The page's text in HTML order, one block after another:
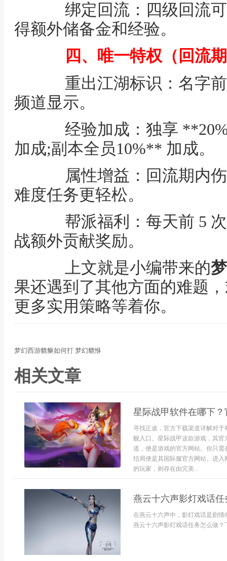
绑定回流：四级回流可
得额外储备金和经验。
四、唯一特权（回流
重出江湖标识：名字前
频道显示。
经验加成：独享 **20%
加成;副本全员10%** 加成。
属性增益：回流期内伤
难度任务更轻松。
帮派福利：每天前 5 次
战额外贡献奖励。
上文就是小编带来的
果还遇到了其他方面的难题
更多实用策略等着你。
梦幻西游貔貅如何打 梦幻貔恘
相关文章
星际战甲软件在哪下
寻找正途，官方下载渠道详解对于
舰入口。星际战甲这款游戏，其
道，便是游戏的官方网站。你只需
结局便是其国际服官方网站。进
的玩家，则存在由完美...
燕云十六声影灯戏话
在燕云十六声中，影灯戏话是剧
燕云十六声影灯戏话任务怎么做